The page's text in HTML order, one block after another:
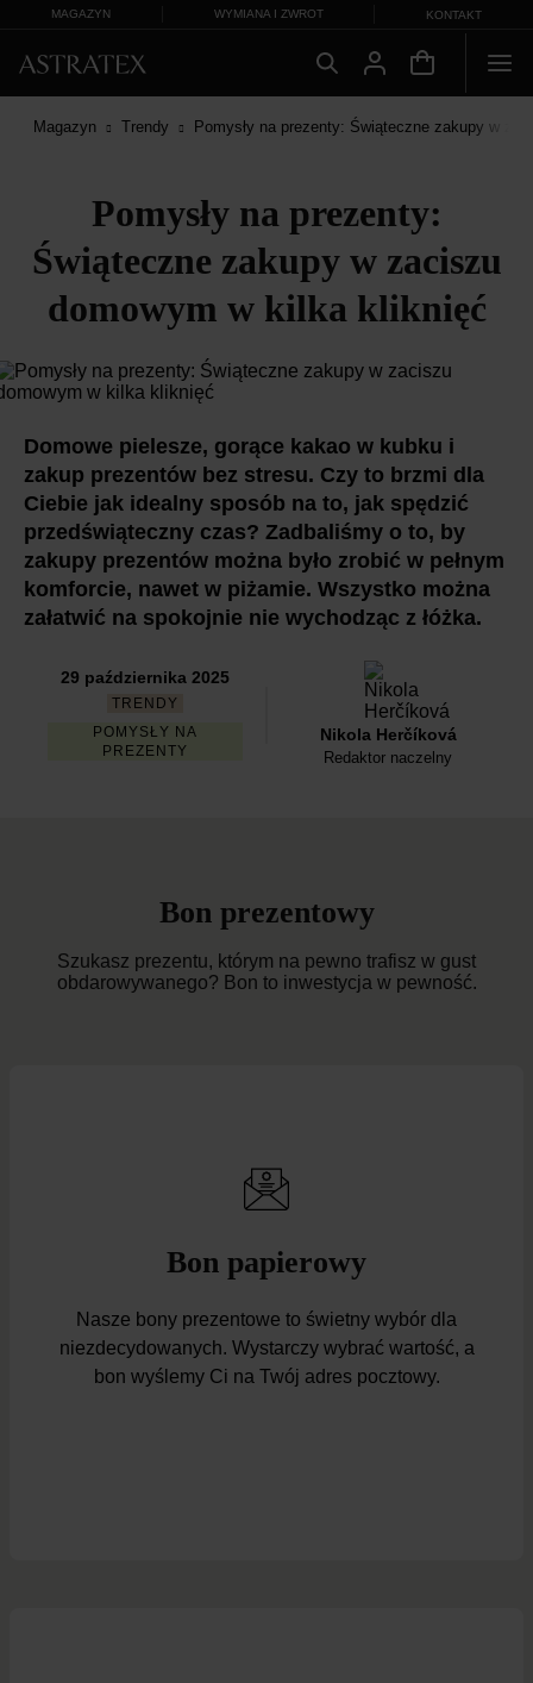
MAGAZYN WYMIANA I ZWROT KONTAKT
Magazyn Trendy Pomysły na prezenty: Świąteczne zakupy w
Pomysły na prezenty:
Świąteczne zakupy w zaciszu
domowym w kilka kliknięć
Domowe pielesze, gorące kakao w kubku i
zakup prezentów bez stresu. Czy to brzmi dla
Ciebie jak idealny sposób na to, jak spędzić
przedświąteczny czas? Zadbaliśmy o to, by
zakupy prezentów można było zrobić w pełnym
komforcie, nawet w piżamie. Wszystko można
załatwić na spokojnie nie wychodząc z łóżka.
29 października 2025
TRENDY
POMYSŁY NA
PREZENTY
Nikola Herčíková
Redaktor naczelny
Bon prezentowy
Szukasz prezentu, którym na pewno trafisz w gust
obdarowywanego? Bon to inwestycja w pewność.
Bon papierowy
Nasze bony prezentowe to świetny wybór dla
niezdecydowanych. Wystarczy wybrać wartość, a
bon wyślemy Ci na Twój adres pocztowy.